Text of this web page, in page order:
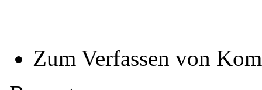
Zum Verfassen von